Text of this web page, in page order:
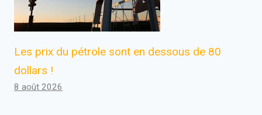
Les prix du pétrole sont en dessous de 80
dollars !
8 août 2026